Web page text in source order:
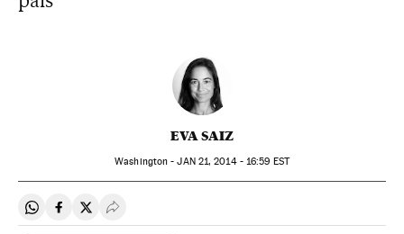
EVA SAIZ
Washington -JAN21, 2014 - 16:59 EST
Compartir en Whatsapp
Compartir en Facebook
Compartir en Twitter
Desplegar Redes Sociales